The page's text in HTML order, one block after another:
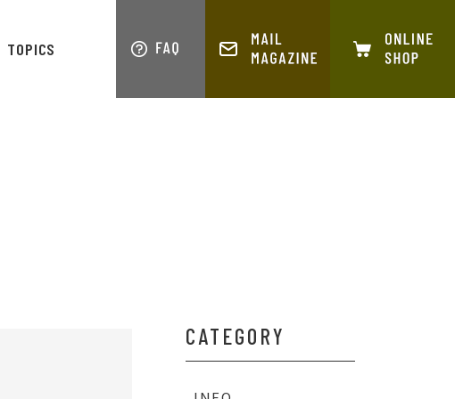
TOPICS COMPANY
CATEGORY